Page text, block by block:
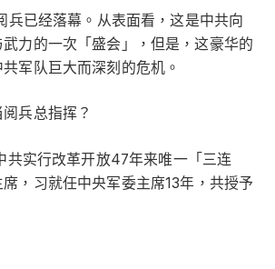
兵已经落幕。从表面看，这是中共向
力的一次「盛会」，但是，这豪华的
军队巨大而深刻的危机。
兵总指挥？
共实行改革开放47年来唯一「三连
，习就任中央军委主席13年，共授予